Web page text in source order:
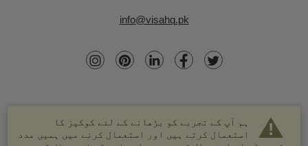
ہم آپ کے تجربے کو بڑھانے کے لئے کوکیز کا
استعمال کرتے ہیں اور استعمال کرنے میں ہمیں مدد
info@visahq.pk